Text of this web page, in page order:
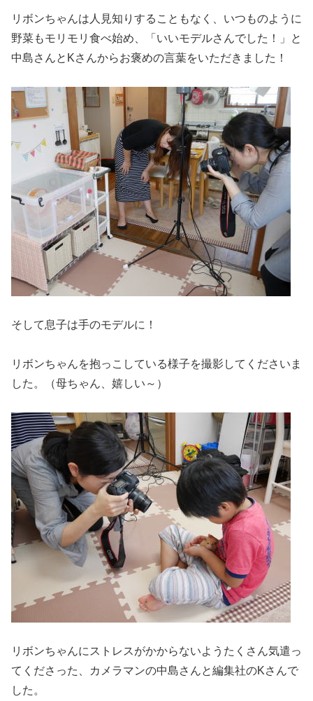
リボンちゃんは人見知りすることもなく、いつものように
野菜もモリモリ食べ始め、「いいモデルさんでした！」と
中島さんとKさんからお褒めの言葉をいただきました！
そして息子は手のモデルに！
リボンちゃんを抱っこしている様子を撮影してくださいま
した。（母ちゃん、嬉しい～）
リボンちゃんにストレスがかからないようたくさん気遣っ
てくださった、カメラマンの中島さんと編集社のKさんで
した。